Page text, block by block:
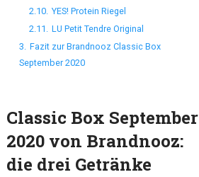
2.10. YES! Protein Riegel
2.11. LU Petit Tendre Original
3. Fazit zur Brandnooz Classic Box
September 2020
Classic Box September
2020 von Brandnooz:
die drei Getränke